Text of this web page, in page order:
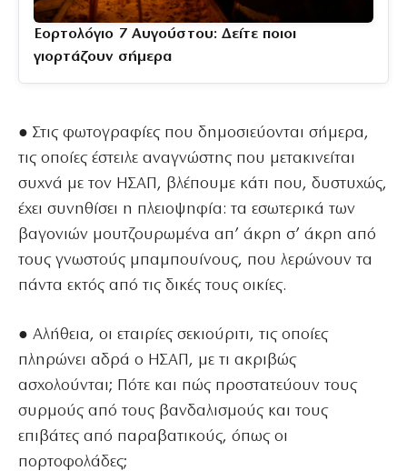
Εορτολόγιο 7 Αυγούστου: Δείτε ποιοι
γιορτάζουν σήμερα
● Στις φωτογραφίες που δημοσιεύονται σήμερα,
τις οποίες έστειλε αναγνώστης που μετακινείται
συχνά με τον ΗΣΑΠ, βλέπουμε κάτι που, δυστυχώς,
έχει συνηθίσει η πλειοψηφία: τα εσωτερικά των
βαγονιών μουτζουρωμένα απ’ άκρη σ’ άκρη από
τους γνωστούς μπαμπουίνους, που λερώνουν τα
πάντα εκτός από τις δικές τους οικίες.
● Αλήθεια, οι εταιρίες σεκιούριτι, τις οποίες
πληρώνει αδρά ο ΗΣΑΠ, με τι ακριβώς
ασχολούνται; Πότε και πώς προστατεύουν τους
συρμούς από τους βανδαλισμούς και τους
επιβάτες από παραβατικούς, όπως οι
πορτοφολάδες;